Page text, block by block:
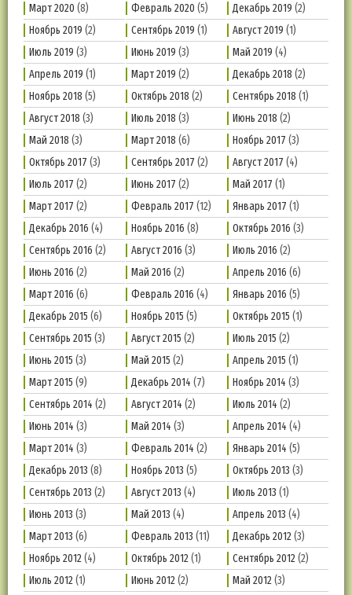
Март 2020 (8) Февраль 2020 (5) Декабрь 2019 (2)
Ноябрь 2019 (2) Сентябрь 2019 (1) Август 2019 (1)
Июль 2019 (3) Июнь 2019 (3) Май 2019 (4)
Апрель 2019 (1) Март 2019 (2) Декабрь 2018 (2)
Ноябрь 2018 (5) Октябрь 2018 (2) Сентябрь 2018 (1)
Август 2018 (3) Июль 2018 (3) Июнь 2018 (2)
Май 2018 (3) Март 2018 (6) Ноябрь 2017 (3)
Октябрь 2017 (3) Сентябрь 2017 (2) Август 2017 (4)
Июль 2017 (2) Июнь 2017 (2) Май 2017 (1)
Март 2017 (2) Февраль 2017 (12) Январь 2017 (1)
Декабрь 2016 (4) Ноябрь 2016 (8) Октябрь 2016 (3)
Сентябрь 2016 (2) Август 2016 (3) Июль 2016 (2)
Июнь 2016 (2) Май 2016 (2) Апрель 2016 (6)
Март 2016 (6) Февраль 2016 (4) Январь 2016 (5)
Декабрь 2015 (6) Ноябрь 2015 (5) Октябрь 2015 (1)
Сентябрь 2015 (3) Август 2015 (2) Июль 2015 (2)
Июнь 2015 (3) Май 2015 (2) Апрель 2015 (1)
Март 2015 (9) Декабрь 2014 (7) Ноябрь 2014 (3)
Сентябрь 2014 (2) Август 2014 (2) Июль 2014 (2)
Июнь 2014 (3) Май 2014 (3) Апрель 2014 (4)
Март 2014 (3) Февраль 2014 (2) Январь 2014 (5)
Декабрь 2013 (8) Ноябрь 2013 (5) Октябрь 2013 (3)
Сентябрь 2013 (2) Август 2013 (4) Июль 2013 (1)
Июнь 2013 (3) Май 2013 (4) Апрель 2013 (4)
Март 2013 (6) Февраль 2013 (11) Декабрь 2012(3)
Ноябрь 2012(4) Октябрь 2012(1) Сентябрь 2012(2)
Июль 2012(1) Июнь 2012(2) Май 2012(3)